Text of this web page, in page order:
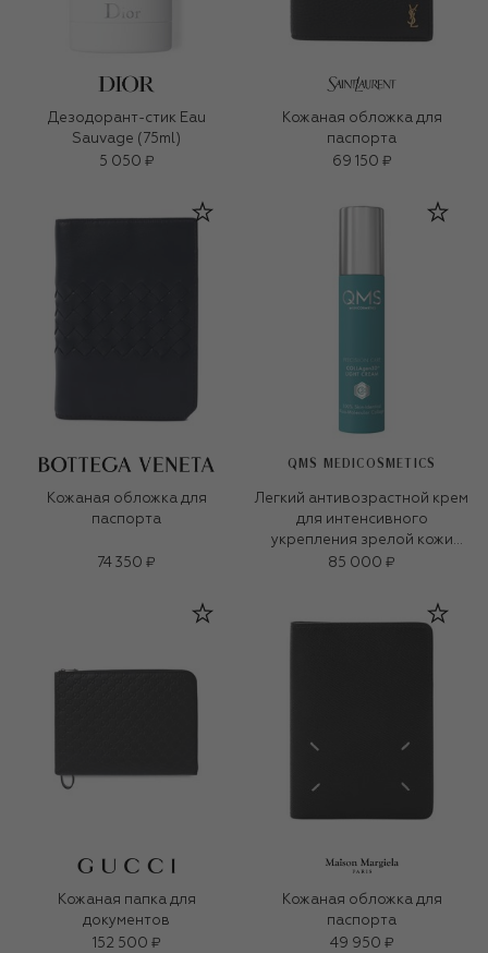
Дезодорант-стик Eau
Sauvage (75ml)
5 050 ₽
Кожаная обложка для
паспорта
69 150 ₽
Кожаная обложка для
паспорта
74 350 ₽
QMS MEDICOSMETICS
Легкий антивозрастной крем
для интенсивного
укрепления зрелой кожи
«3D-коллаген» (50ml)
85 000 ₽
Кожаная папка для
документов
152 500 ₽
Кожаная обложка для
паспорта
49 950 ₽